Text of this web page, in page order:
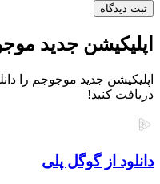
ثبت دیدگاه
اپلیکیشن جدید
اپلیکیشن جدید موجوجم را
دریافت کنید!
دانلود از گوگل پلی